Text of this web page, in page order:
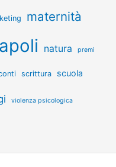
maternità
natura premi
scrittura scuola
violenza psicologica